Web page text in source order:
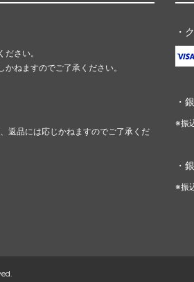
さい。
ねますのでご了承ください。
返品には応じかねますのでご了承くだ
・
・
※振
・
※振